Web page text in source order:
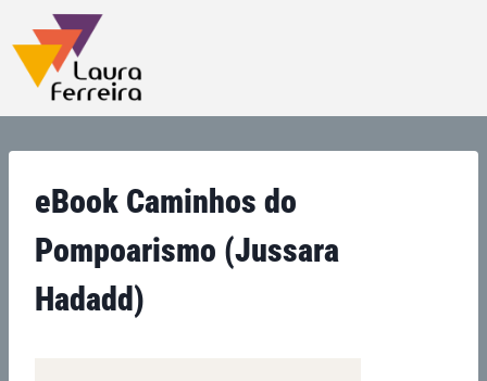
eBook Caminhos do
Pompoarismo (Jussara
Hadadd)